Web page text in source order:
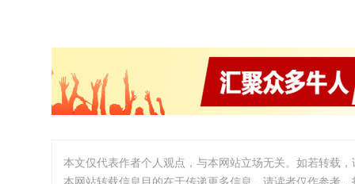
本文仅代表作者个人观点，与本网站立场无关。如若转载
本网站转载信息目的在于传递更多信息。请读者仅作参考